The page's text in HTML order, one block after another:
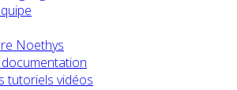
Noethys
documentation
tutoriels vidéos